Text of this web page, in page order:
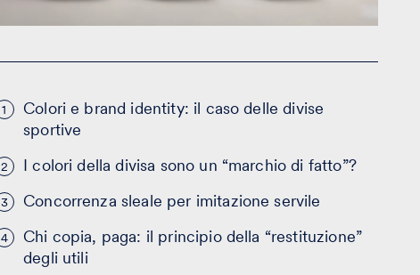
1
Colori e brand identity: il caso delle divise
sportive
2 I colori della divisa sono un “marchio di fatto”?
3 Concorrenza sleale per imitazione servile
4
Chi copia, paga: il principio della “restituzione”
degli utili